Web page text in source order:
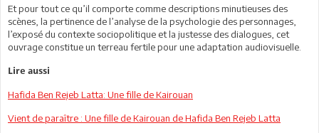
Et pour tout ce qu’il comporte comme descriptions minutieuses des
scènes, la pertinence de l’analyse de la psychologie des personnages,
l’exposé du contexte sociopolitique et la justesse des dialogues, cet
ouvrage constitue un terreau fertile pour une adaptation audiovisuelle.
Lire aussi
Hafida Ben Rejeb Latta: Une fille de Kairouan
Vient de paraître : Une fille de Kairouan de Hafida Ben Rejeb Latta